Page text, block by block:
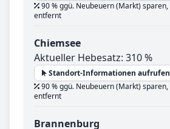
90 % ggü. Neubeuern (Markt) sparen,
entfernt
Chiemsee
Aktueller Hebesatz: 310 %
Standort-Informationen aufrufen
90 % ggü. Neubeuern (Markt) sparen,
entfernt
Brannenburg